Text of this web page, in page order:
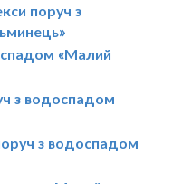
поруч з
«Малий
з водоспадом
з водоспадом